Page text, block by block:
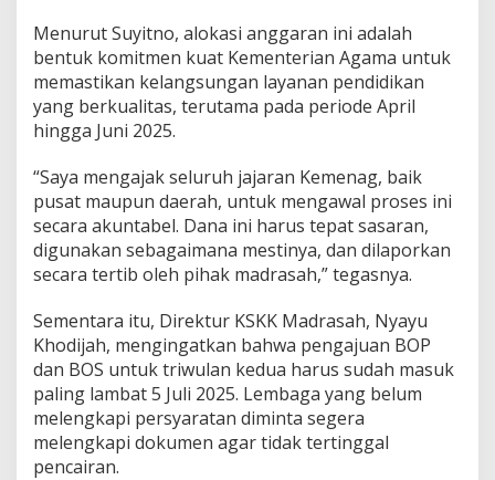
Menurut Suyitno, alokasi anggaran ini adalah
bentuk komitmen kuat Kementerian Agama untuk
memastikan kelangsungan layanan pendidikan
yang berkualitas, terutama pada periode April
hingga Juni 2025.
“Saya mengajak seluruh jajaran Kemenag, baik
pusat maupun daerah, untuk mengawal proses ini
secara akuntabel. Dana ini harus tepat sasaran,
digunakan sebagaimana mestinya, dan dilaporkan
secara tertib oleh pihak madrasah,” tegasnya.
Sementara itu, Direktur KSKK Madrasah, Nyayu
Khodijah, mengingatkan bahwa pengajuan BOP
dan BOS untuk triwulan kedua harus sudah masuk
paling lambat 5 Juli 2025. Lembaga yang belum
melengkapi persyaratan diminta segera
melengkapi dokumen agar tidak tertinggal
pencairan.